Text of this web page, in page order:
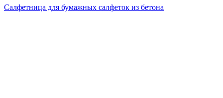
Салфетница для бумажных салфеток из бетона